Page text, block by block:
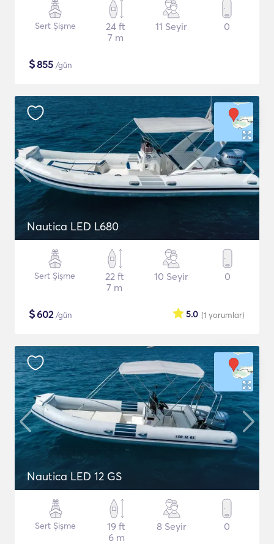
Sert Şişme
24 ft
7 m
11 Seyir 0
$855 /gün
Nautica LED L680
Sert Şişme
22 ft
7 m
10 Seyir 0
$602/gün (1 yorumlar)
5.0
Nautica LED 12 GS
Sert Şişme
19 ft
6 m
8 Seyir 0